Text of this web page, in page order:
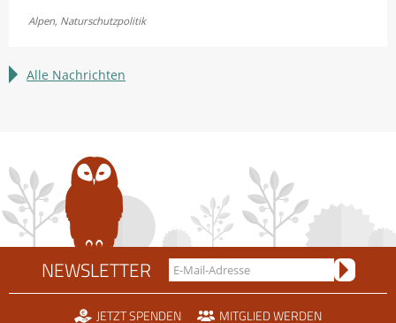
einigen
im
Scheidtobelbahn
Alpen, Naturschutzpolitik
Alle Nachrichten
NEWSLETTER
JETZT SPENDEN MITGLIED WERDEN